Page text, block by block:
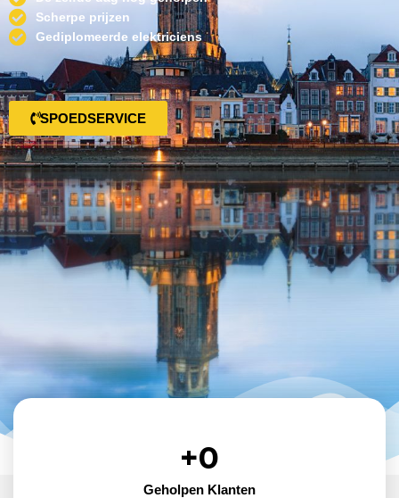
Scherpe prijzen
Gediplomeerde elektriciens
SPOEDSERVICE
Geholpen Klanten
+0